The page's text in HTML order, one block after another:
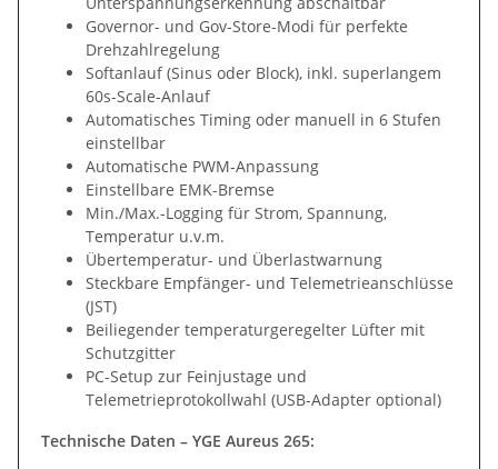
Governor- und Gov-Store-Modi für perfekte
Drehzahlregelung
Softanlauf (Sinus oder Block), inkl. superlangem
60s-Scale-Anlauf
Automatisches Timing oder manuell in 6 Stufen
einstellbar
Automatische PWM-Anpassung
Einstellbare EMK-Bremse
Min./Max.-Logging für Strom, Spannung,
Temperatur u.v.m.
Übertemperatur- und Überlastwarnung
Steckbare Empfänger- und Telemetrieanschlüsse
(JST)
Beiliegender temperaturgeregelter Lüfter mit
Schutzgitter
PC-Setup zur Feinjustage und
Telemetrieprotokollwahl (USB-Adapter optional)
Technische Daten – YGE Aureus 265: